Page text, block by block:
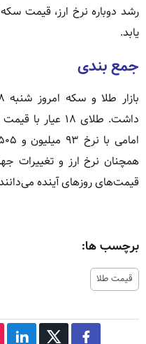
رشد دوباره نرخ ارز، قیمت
یابد.
جمع بندی
همچنان نرخ ارز و تغییرات
قیمت‌های روزهای آینده
برچسب ها:
قیمت طلا